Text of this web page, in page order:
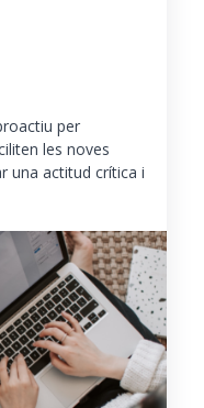
per
les noves
una actitud crítica i